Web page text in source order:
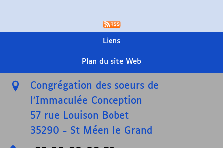
Liens
Plan du site Web
Congrégation des soeurs de
l’Immaculée Conception
57 rue Louison Bobet
35290 - St Méen le Grand